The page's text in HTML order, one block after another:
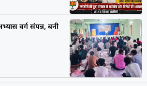
वर्ग संपन्न, बनी